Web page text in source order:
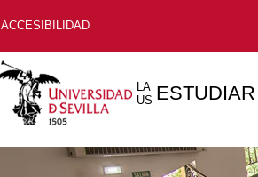
ACCESIBILIDAD
LA
US ESTUDIAR